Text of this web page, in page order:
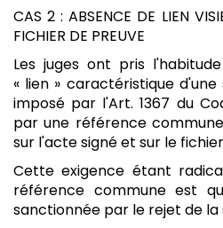
CAS 2 : ABSENCE DE LIEN
FICHIER DE PREUVE
Les juges ont pris
« lien » caractéristique
imposé par l'Art. 1367 du
par une référence
sur l'acte signé et sur le
Cette exigence étant
référence commune est
sanctionnée par le rejet de la